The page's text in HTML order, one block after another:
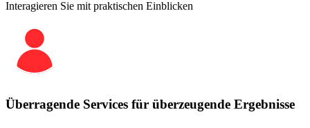
Interagieren Sie mit praktischen Einblicken
Überragende Services für überzeugende Ergebnisse